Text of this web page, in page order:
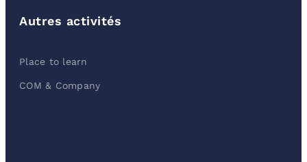
Autres activités
Place to learn
COM & Company